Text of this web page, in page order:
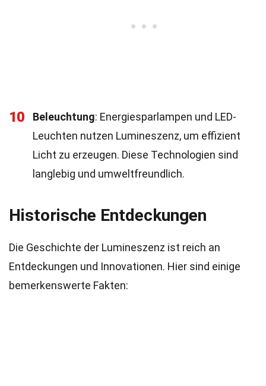
10 Beleuchtung: Energiesparlampen und LED-
Leuchten nutzen Lumineszenz, um effizient
Licht zu erzeugen. Diese Technologien sind
langlebig und umweltfreundlich.
Historische Entdeckungen
Die Geschichte der Lumineszenz ist reich an
Entdeckungen und Innovationen. Hier sind einige
bemerkenswerte Fakten: